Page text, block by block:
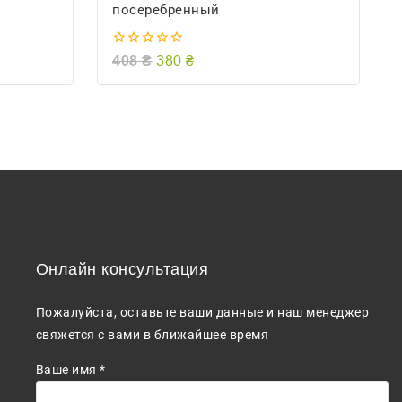
посеребренный
0
5
408₴ 380₴
Онлайн консультация
Пожалуйста, оставьте ваши данные и наш менеджер
свяжется с вами в ближайшее время
Ваше имя *